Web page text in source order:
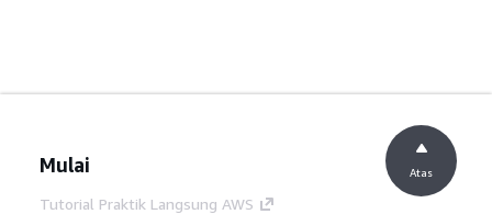
Mulai
Tutorial Praktik Langsung AWS
Atas